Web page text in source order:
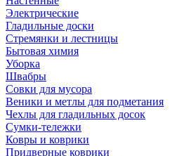
Электрические
Гладильные доски
Стремянки и лестницы
Бытовая химия
Уборка
Швабры
Совки для мусора
Веники и метлы для подметания
Чехлы для гладильных досок
Сумки-тележки
Ковры и коврики
Придверные коврики